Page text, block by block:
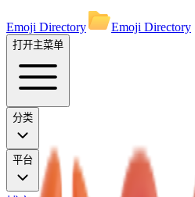
Emoji Directory Emoji Directory
打开主菜单
分类
平台